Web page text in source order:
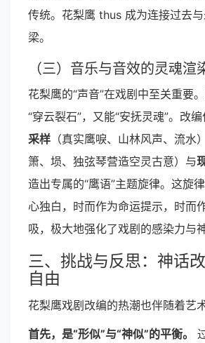
传统。花梨鹰 thus 成为连接过去
梁。
（三）音乐与音效的灵魂渲
花梨鹰的“声音”在戏剧中至关重要
“穿云裂石”，又能“安抚灵魂”。改
采样 （真实鹰唳、山林风声、流水）
箫、埙、独弦琴营造空灵古意）与
造出专属的“鹰语”主题旋律。这旋
心独白，时而作为命运提示，时而
吸，极大地强化了戏剧的感染力与
三、挑战与反思：神话
自由
花梨鹰戏剧改编的热潮也伴随着艺
首先，是“形似”与“神似”的平衡。